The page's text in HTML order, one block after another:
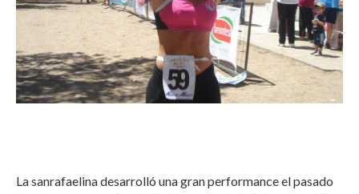
La sanrafaelina desarrolló una gran performance el pasado